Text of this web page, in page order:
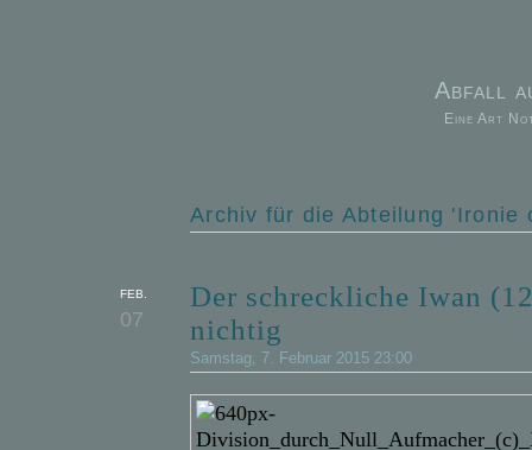
Abfall
Eine Art
Archiv für die Abteilung 'Ironie
FEB.
07
Der schreckliche Iwan
nichtig
Samstag, 7. Februar 2015 23:00